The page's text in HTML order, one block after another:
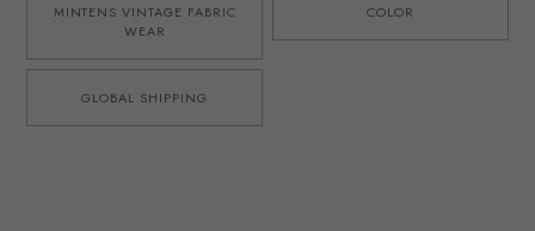
MINTENS VINTAGE FABRIC
WEAR
COLOR
GLOBAL SHIPPING